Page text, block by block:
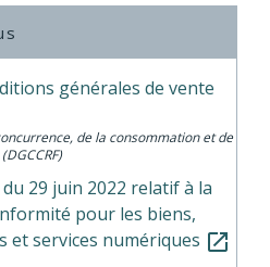
générales de vente
de la consommation et de
29 juin 2022 relatif à la
pour les biens,
et services numériques open_in_new